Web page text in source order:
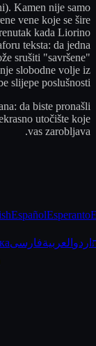
Kamen nije samo
vene koje se šire
kada Liorino
teksta: da jedna
srušiti "savršene"
slobodne volje iz
slijepe poslušnosti.
da biste pronašli
utočište koje
vas zarobljava.
EspañolEsperanto
اردو العربيةفارسی